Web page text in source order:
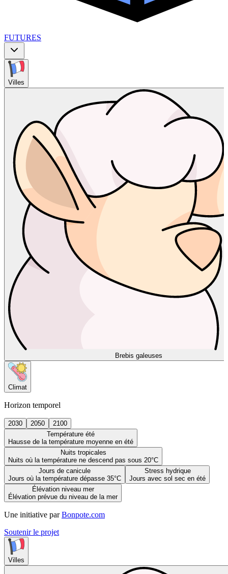
FUTURES
Villes
Brebis galeuses
Climat
Horizon temporel
2030 2050
2100
Température été
Hausse de la température moyenne en été
Nuits tropicales
Nuits où la température ne descend pas sous 20°C
Jours de canicule
Jours où la température dépasse 35°C
Stress hydrique
Jours avec sol sec en été
Élévation niveau mer
Élévation prévue du niveau de la mer
Une initiative par Bonpote.com
Soutenir le projet
Villes